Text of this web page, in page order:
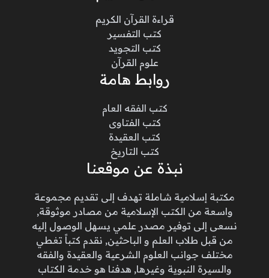
قراءة القرآن الكريم
كتب التفسير
كتب التجويد
علوم القرآن
روابط هامة
كتب الفقه العام
كتب الفتاوى
كتب العقيدة
كتب التاريخ
نبذة عن موقعنا
مكتبة إسلامية شاملة تهدف إلى تقديم مجموعة
واسعة من الكتب الإسلامية من مصادر موثوقة,
نسعى إلى توفير مصدر علمي يسهل الوصول إليه
من قبل طلاب العلم و الباحثين, نقدم كتباً تغطي
مختلف جوانب العلوم الشرعية والعقيدة والفقه
والسيرة النبوية وغيرها, هدفنا هو خدمة الكتاب